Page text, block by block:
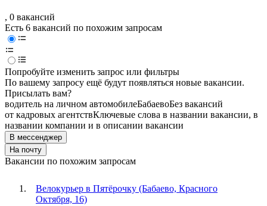
, 0 вакансий
Есть 6 вакансий по похожим запросам
Попробуйте изменить запрос или фильтры
По вашему запросу ещё будут появляться новые вакансии.
Присылать вам?
водитель на личном автомобилеБабаевоБез вакансий
от кадровых агентствКлючевые слова в названии вакансии, в
названии компании и в описании вакансии
В мессенджер
На почту
Вакансии по похожим запросам
Велокурьер в Пятёрочку (Бабаево, Красного
Октября, 16)